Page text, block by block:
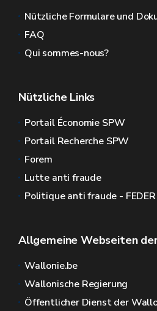
Nützliche Formulare und
FAQ
Qui sommes-nous?
Nützliche Links
Portail Économie SPW
Portail Recherche SPW
Forem
Lutte anti fraude
Politique anti fraude - FEDER
Allgemeine Webseiten
Wallonie.be
Wallonische Regierung
Öffentlicher Dienst der